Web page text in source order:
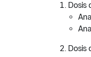
Dosis
Dosis